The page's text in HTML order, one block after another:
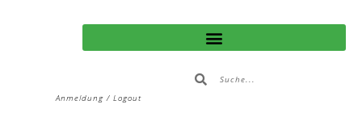
Anmeldung / Logout